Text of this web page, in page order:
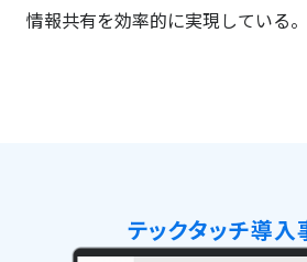
情報共有を効率的に実現している。
テックタッチ導